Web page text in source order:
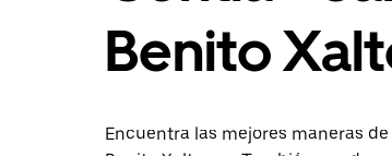
Benito
Encuentra las mejores maneras